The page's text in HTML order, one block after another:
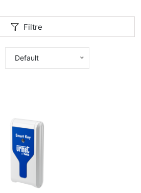
Filtre
Default